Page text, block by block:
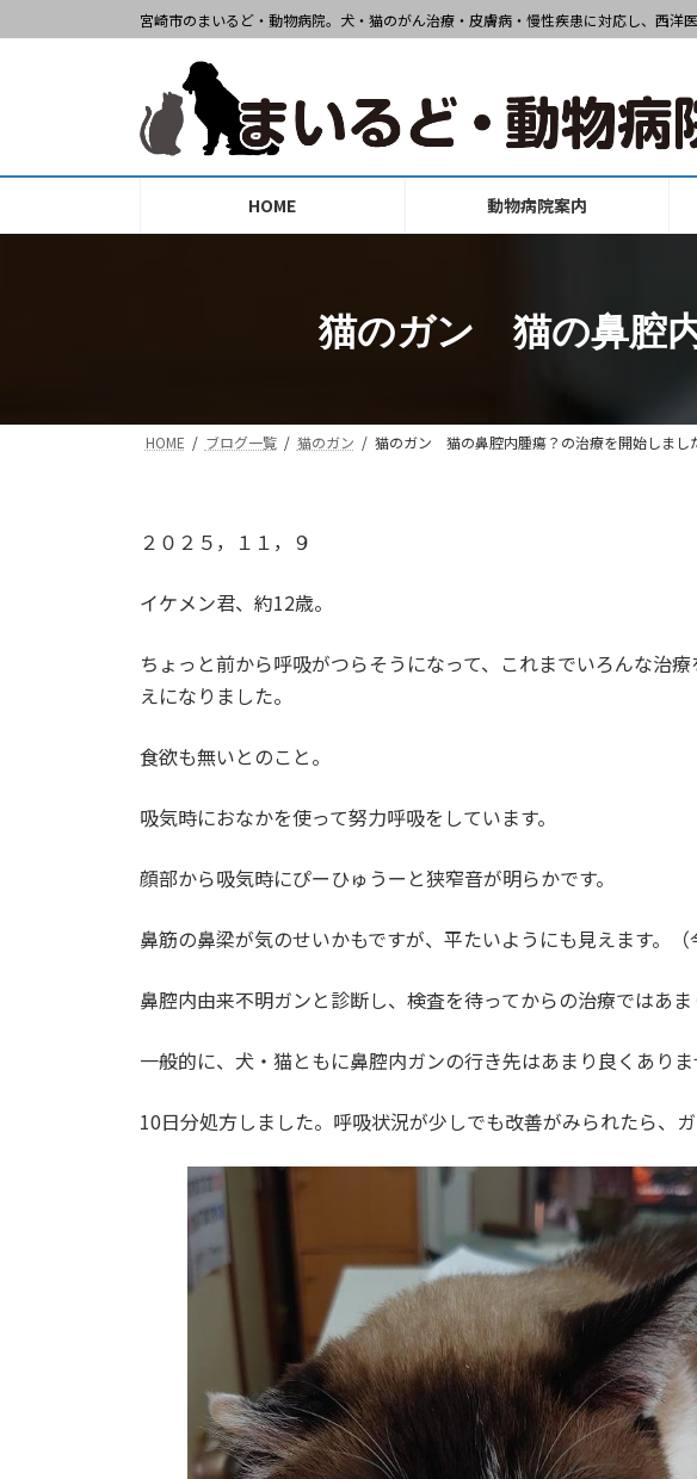
ン
ス
ッ
ビ
ン
移
宮崎市のまいるど・動物病院。犬・猫のがん治療・皮膚病・慢性疾患に対応し、西洋
HOME 動物病院案内
猫のガン 猫の鼻腔
HOME ブログ一覧 猫のガン 猫のガン 猫の鼻腔内腫瘍？の治療を開始しまし
２０２５，１１，９
イケメン君、約12歳。
ちょっと前から呼吸がつらそうになって、これまでいろんな治
えになりました。
食欲も無いとのこと。
吸気時におなかを使って努力呼吸をしています。
顔部から吸気時にぴーひゅうーと狭窄音が明らかです。
鼻筋の鼻梁が気のせいかもですが、平たいようにも見えます。
鼻腔内由来不明ガンと診断し、検査を待ってからの治療ではあ
一般的に、犬・猫ともに鼻腔内ガンの行き先はあまり良くあり
10日分処方しました。呼吸状況が少しでも改善がみられたら、